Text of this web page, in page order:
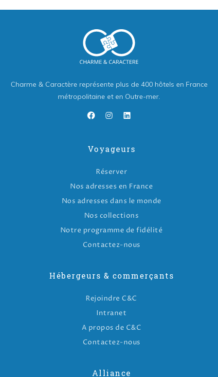
Charme & Caractère représente plus de 400 hôtels en France
métropolitaine et en Outre-mer.
Voyageurs
Réserver
Nos adresses en France
Nos adresses dans le monde
Nos collections
Notre programme de fidélité
Contactez-nous
Hébergeurs & commerçants
Rejoindre C&C
Intranet
A propos de C&C
Contactez-nous
Alliance